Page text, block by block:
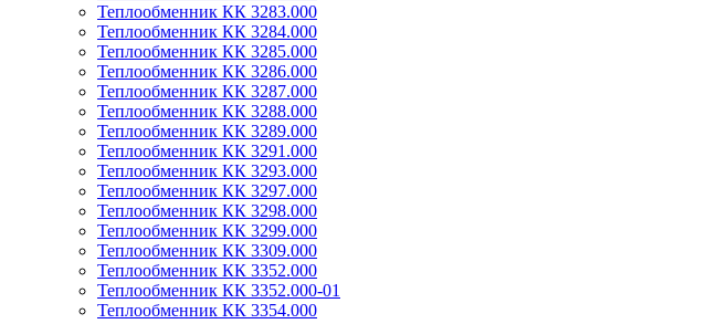
Теплообменник КК 3283.000
Теплообменник КК 3284.000
Теплообменник КК 3285.000
Теплообменник КК 3286.000
Теплообменник КК 3287.000
Теплообменник КК 3288.000
Теплообменник КК 3289.000
Теплообменник КК 3291.000
Теплообменник КК 3293.000
Теплообменник КК 3297.000
Теплообменник КК 3298.000
Теплообменник КК 3299.000
Теплообменник КК 3309.000
Теплообменник КК 3352.000
Теплообменник КК 3352.000-01
Теплообменник КК 3354.000